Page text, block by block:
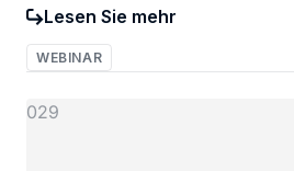
Lesen Sie mehr
WEBINAR
029